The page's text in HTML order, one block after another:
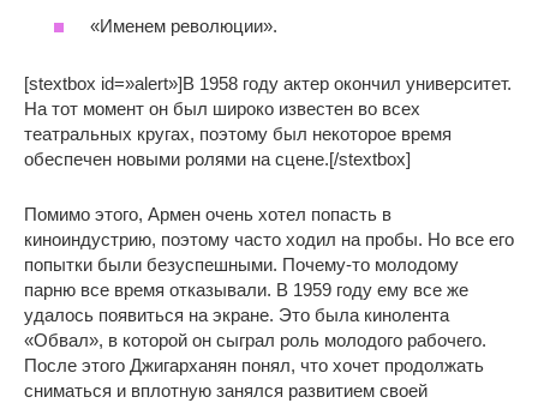
«Именем революции».
[stextbox id=»alert»]В 1958 году актер окончил университет.
На тот момент он был широко известен во всех
театральных кругах, поэтому был некоторое время
обеспечен новыми ролями на сцене.[/stextbox]
Помимо этого, Армен очень хотел попасть в
киноиндустрию, поэтому часто ходил на пробы. Но все его
попытки были безуспешными. Почему-то молодому
парню все время отказывали. В 1959 году ему все же
удалось появиться на экране. Это была кинолента
«Обвал», в которой он сыграл роль молодого рабочего.
После этого Джигарханян понял, что хочет продолжать
сниматься и вплотную занялся развитием своей